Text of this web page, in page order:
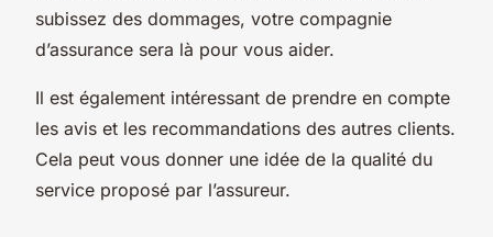
subissez des dommages, votre compagnie
d’assurance sera là pour vous aider.
Il est également intéressant de prendre en compte
les avis et les recommandations des autres clients.
Cela peut vous donner une idée de la qualité du
service proposé par l’assureur.